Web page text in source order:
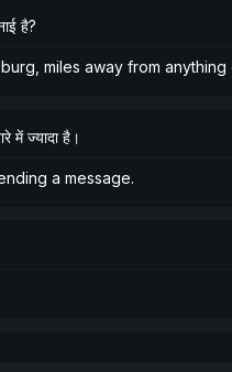
है?
miles away from anything
ज्यादा है।
a message.